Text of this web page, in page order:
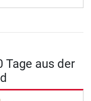
Tage aus der